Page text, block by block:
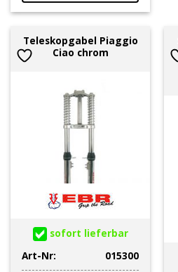
Teleskopgabel Piaggio
Ciao chrom
sofort lieferbar
Art-Nr:
015300